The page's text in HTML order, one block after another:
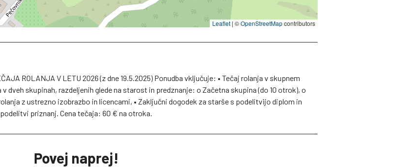
Leaflet | ©OpenStreetMapcontributors
ROLANJA V LETU 2026 (z dne 19.5.2025) Ponudba vključuje: • Tečaj rolanja v skupnem
v dveh skupinah, razdeljenih glede na starost in predznanje: o Začetna skupina (do 10 otrok), o
z ustrezno izobrazbo in licencami, • Zaključni dogodek za starše s podelitvijo diplom in
priznanj. Cena tečaja: 60 € na otroka.
Povej naprej!